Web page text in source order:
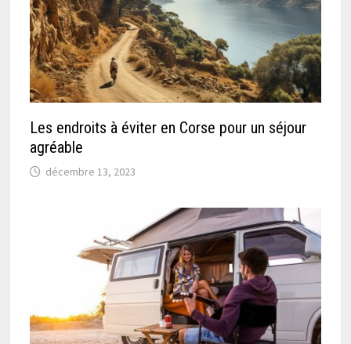
Les endroits à éviter en Corse pour un séjour
agréable
décembre 13, 2023